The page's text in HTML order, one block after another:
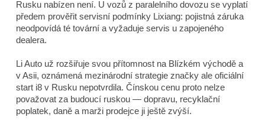
Rusku nabízen není. U vozů z paralelního dovozu se vyplatí
předem prověřit servisní podmínky Lixiang: pojistná záruka
neodpovídá té tovární a vyžaduje servis u zapojeného
dealera.
Li Auto už rozšiřuje svou přítomnost na Blízkém východě a
v Asii, oznámená mezinárodní strategie značky ale oficiální
start i8 v Rusku nepotvrdila. Čínskou cenu proto nelze
považovat za budoucí ruskou — dopravu, recyklační
poplatek, daně a marži prodejce ji ještě zvýší.